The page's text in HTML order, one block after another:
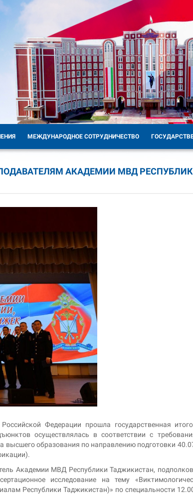
МЕЖДУНАРОДНОЕ СОТРУДНИЧЕСТВО
АКАДЕМИИ МВД
Федерации прошла государственная
осуществлялась в соответствии с
высшего образования по направлению подготовки
Академии МВД Республики Таджикистан,
исследование на тему
Республики Таджикистан)» по специальности